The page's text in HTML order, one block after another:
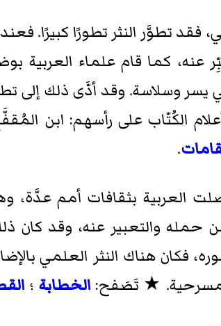
فقد تطوَّر النثر تطورًا كبيرًا.
عنه، كما قام علماء العربية
يسر وسلاسة. وقد أدَّى ذلك إلى
الكُتّاب على رأسهم: ابن
.
العربية بثقافات أمم عدَّة،
حمله والتعبير عنه، وقد كان
فكان هناك النثر العلمي
والمسرحية. ★ تَصَفح: الخطابة ؛